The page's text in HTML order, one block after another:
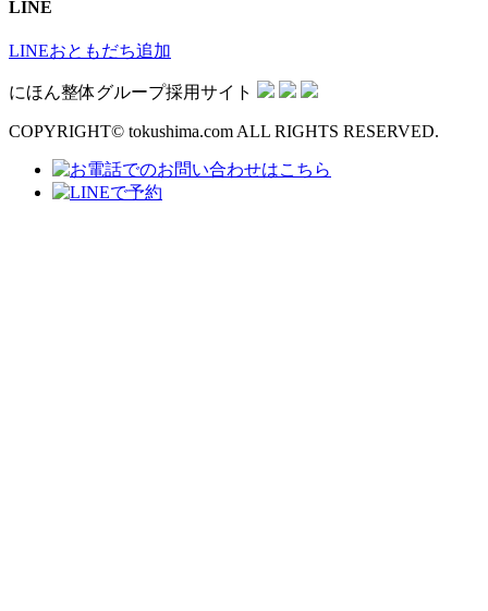
LINE
LINEおともだち追加
にほん整体グループ採用サイト
COPYRIGHT© tokushima.com ALL RIGHTS RESERVED.